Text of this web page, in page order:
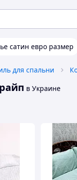
сатин евро размер
для спальни
в Украине